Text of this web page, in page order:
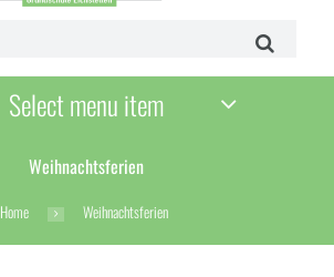
Select menu item
Weihnachtsferien
Home Weihnachtsferien